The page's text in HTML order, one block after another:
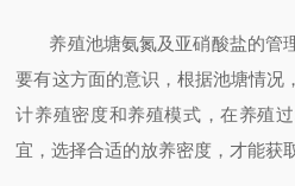
养殖池塘氨氮及亚硝酸盐的管
要有这方面的意识，根据池塘情况
计养殖密度和养殖模式，在养殖
宜，选择合适的放养密度，才能获